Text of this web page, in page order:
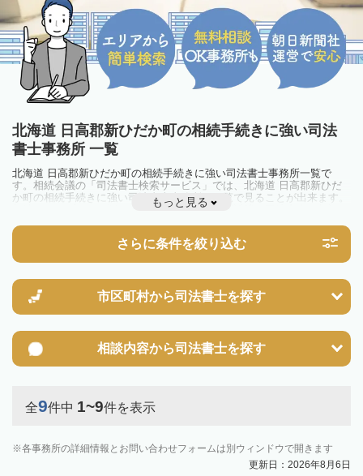
北海道 日高郡新ひだか町の相続手続きに強い司法
書士事務所 一覧
北海道 日高郡新ひだか町の相続手続きに強い司法書士事務所一覧で
す。相続会議の「司法書士検索サービス」では、北海道 日高郡新ひだ
か町の相続手続きに強い司法書士事務所を一覧で見ることが出来ます。
相続のトラブルやお悩みを抱えている方は一度近隣の司法書士に相談し
もっと見る
さらに条件を絞り込む
市区町村から司法書士を探す
相談内容から司法書士を探す
全9件中 1~9件を表示
各事務所の詳細情報とお問い合わせフォームは別ウィンドウで開きます
更新日：2026年8月6日